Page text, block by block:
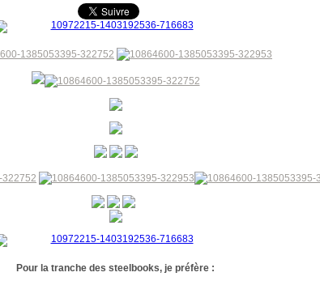
Pour la tranche des steelbooks, je préfère :